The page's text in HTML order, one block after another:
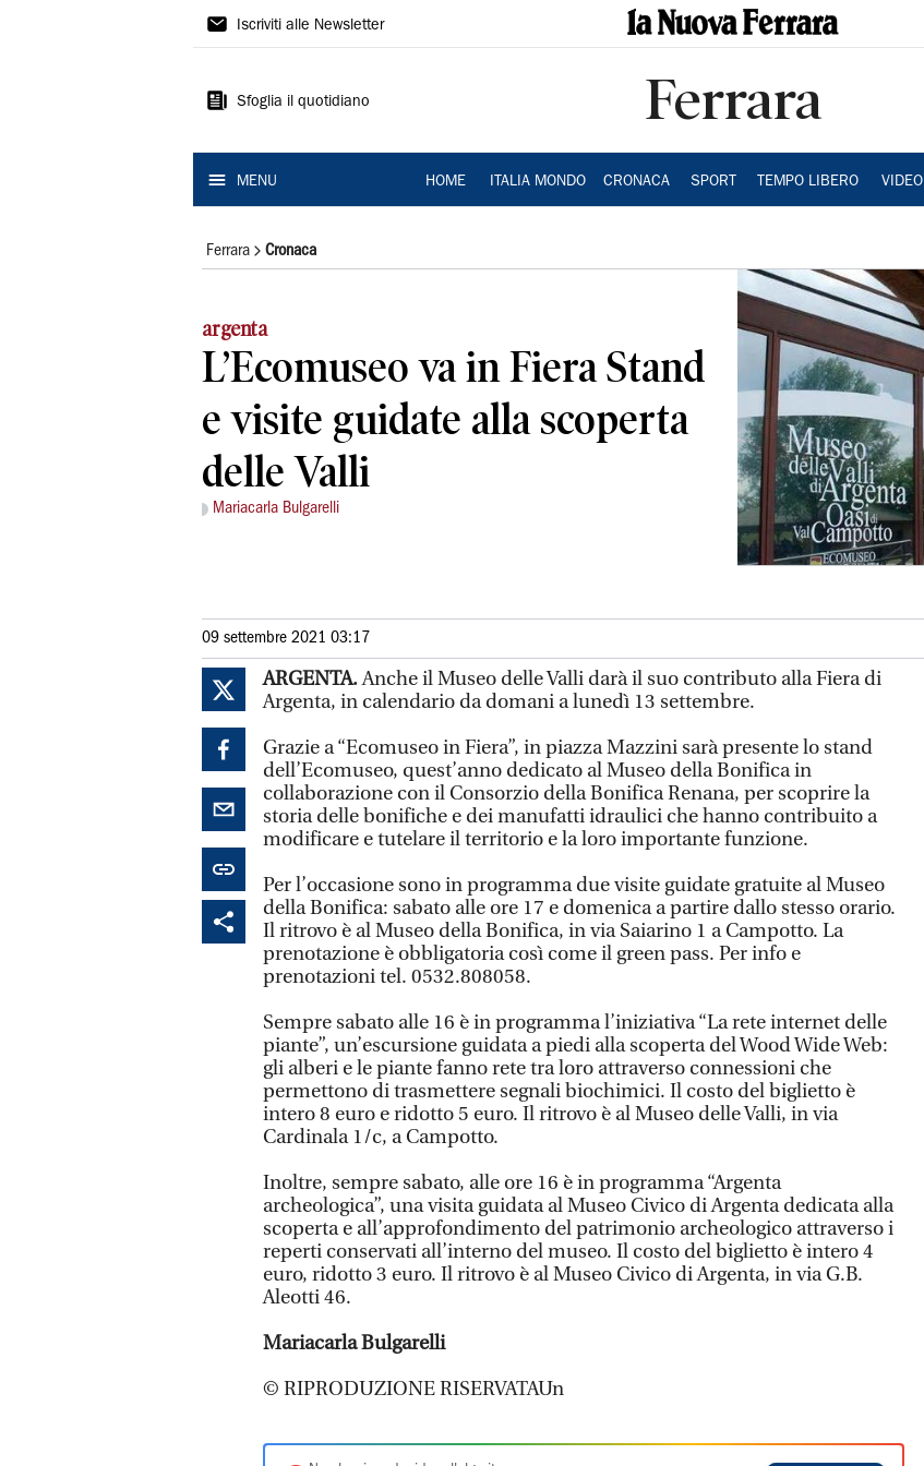
La
Ferrara
Iscriviti alle Newsletter
Sfoglia il quotidiano Ferrara
MENU HOME ITALIA MONDO CRONACA SPORT TEMPO LIBERO VIDEO
Ferrara Cronaca
argenta
L’Ecomuseo va in Fiera Stand
e visite guidate alla scoperta
delle Valli
Mariacarla Bulgarelli
09 settembre 2021 03:17
ARGENTA.Anche il Museo delle Valli darà il suo contributo alla Fiera di
Argenta, in calendario da domani a lunedì 13 settembre.
Grazie a “Ecomuseo in Fiera”, in piazza Mazzini sarà presente lo stand
dell’Ecomuseo, quest’anno dedicato al Museo della Bonifica in
collaborazione con il Consorzio della Bonifica Renana, per scoprire la
storia delle bonifiche e dei manufatti idraulici che hanno contribuito a
modificare e tutelare il territorio e la loro importante funzione.
Per l’occasione sono in programma due visite guidate gratuite al Museo
della Bonifica: sabato alle ore 17 e domenica a partire dallo stesso orario.
Il ritrovo è al Museo della Bonifica, in via Saiarino 1 a Campotto. La
prenotazione è obbligatoria così come il green pass. Per info e
prenotazioni tel. 0532.808058.
Sempre sabato alle 16 è in programma l’iniziativa “La rete internet delle
piante”, un’escursione guidata a piedi alla scoperta del Wood Wide Web:
gli alberi e le piante fanno rete tra loro attraverso connessioni che
permettono di trasmettere segnali biochimici. Il costo del biglietto è
intero 8 euro e ridotto 5 euro. Il ritrovo è al Museo delle Valli, in via
Cardinala 1/c, a Campotto.
Inoltre, sempre sabato, alle ore 16 è in programma “Argenta
archeologica”, una visita guidata al Museo Civico di Argenta dedicata alla
scoperta e all’approfondimento del patrimonio archeologico attraverso i
reperti conservati all’interno del museo. Il costo del biglietto è intero 4
euro, ridotto 3 euro. Il ritrovo è al Museo Civico di Argenta, in via G.B.
Aleotti 46.
Mariacarla Bulgarelli
© RIPRODUZIONE RISERVATAUn